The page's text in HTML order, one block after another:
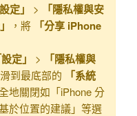
定」 >
「隱私權與安
，將
「分享 iPhone
設定」 >
「隱私權與
滑到最底部的
「系統
地關閉如「iPhone 分
於位置的建議」等選